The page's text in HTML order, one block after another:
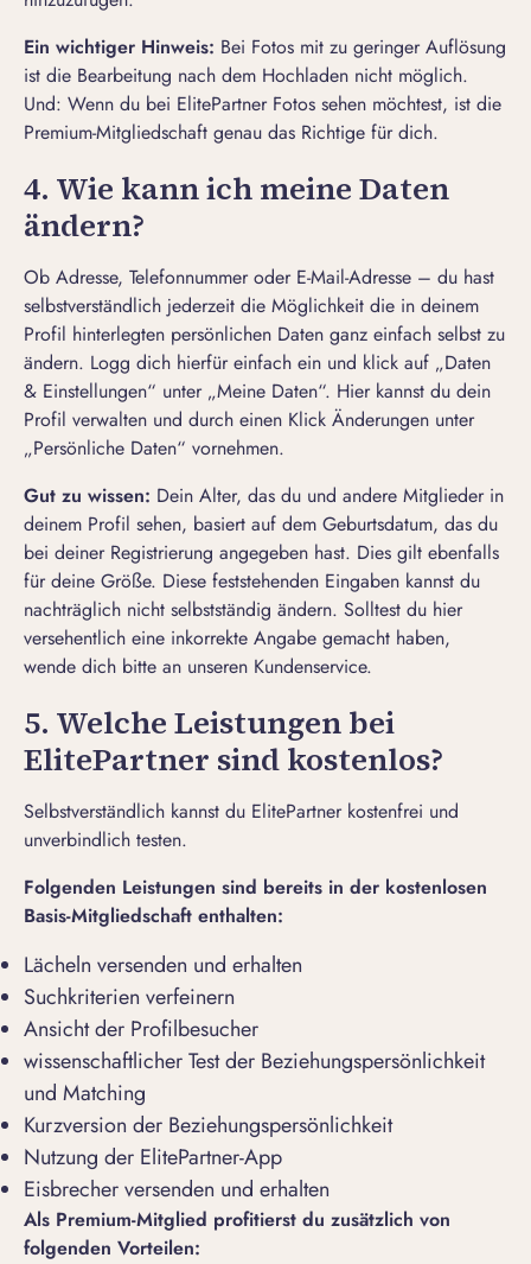
Ein wichtiger Hinweis: Bei Fotos mit zu geringer Auflösung
ist die Bearbeitung nach dem Hochladen nicht möglich.
Und: Wenn du bei ElitePartner Fotos sehen möchtest, ist die
Premium-Mitgliedschaft genau das Richtige für dich.
4. Wie kann ich meine Daten
ändern?
Ob Adresse, Telefonnummer oder E-Mail-Adresse – du hast
selbstverständlich jederzeit die Möglichkeit die in deinem
Profil hinterlegten persönlichen Daten ganz einfach selbst zu
ändern. Logg dich hierfür einfach ein und klick auf „Daten
& Einstellungen“ unter „Meine Daten“. Hier kannst du dein
Profil verwalten und durch einen Klick Änderungen unter
„Persönliche Daten“ vornehmen.
Gut zu wissen: Dein Alter, das du und andere Mitglieder in
deinem Profil sehen, basiert auf dem Geburtsdatum, das du
bei deiner Registrierung angegeben hast. Dies gilt ebenfalls
für deine Größe. Diese feststehenden Eingaben kannst du
nachträglich nicht selbstständig ändern. Solltest du hier
versehentlich eine inkorrekte Angabe gemacht haben,
wende dich bitte an unseren Kundenservice.
5. Welche Leistungen bei
ElitePartner sind kostenlos?
Selbstverständlich kannst du ElitePartner kostenfrei und
unverbindlich testen.
Folgenden Leistungen sind bereits in der kostenlosen
Basis-Mitgliedschaft enthalten:
Lächeln versenden und erhalten
Suchkriterien verfeinern
Ansicht der Profilbesucher
wissenschaftlicher Test der Beziehungspersönlichkeit
und Matching
Kurzversion der Beziehungspersönlichkeit
Nutzung der ElitePartner-App
Eisbrecher versenden und erhalten
Als Premium-Mitglied profitierst du zusätzlich von
folgenden Vorteilen: